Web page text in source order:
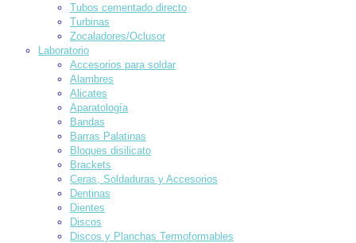
Tubos cementado directo
Turbinas
Zocaladores/Oclusor
Laboratorio
Accesorios para soldar
Alambres
Alicates
Aparatología
Bandas
Barras Palatinas
Bloques disilicato
Brackets
Ceras, Soldaduras y Accesorios
Dentinas
Dientes
Discos
Discos y Planchas Termoformables